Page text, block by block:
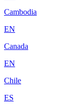
Cambodia
EN
Canada
EN
Chile
ES